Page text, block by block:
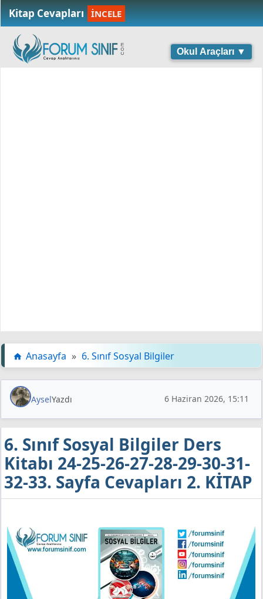
Kitap Cevapları İNCELE
Okul Araçları ▼
Anasayfa » 6. Sınıf Sosyal Bilgiler
AyselYazdı 6 Haziran 2026, 15:11
6. Sınıf Sosyal Bilgiler Ders
Kitabı 24-25-26-27-28-29-30-31-
32-33. Sayfa Cevapları 2. KİTAP